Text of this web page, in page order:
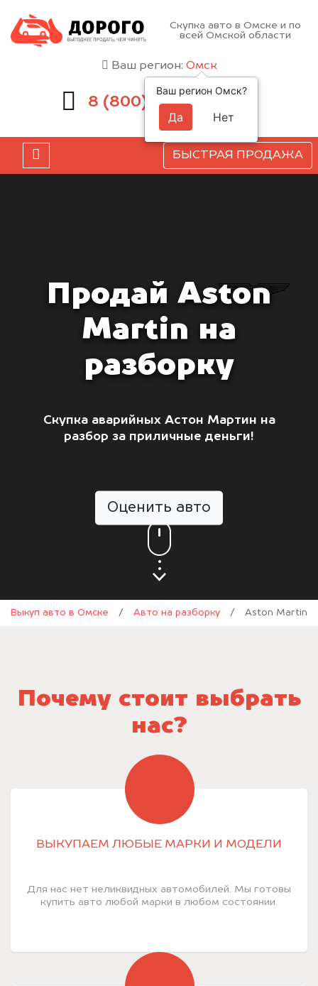
Скупка авто в Омске и по
всей Омской области
Ваш регион: Омск
8 (800) 551-81-15
БЫСТРАЯ ПРОДАЖА
Продай Aston
Martin на
разборку
Скупка аварийных Астон Мартин на
разбор за приличные деньги!
Оценить авто
Выкуп авто в Омске / Авто на разборку / Aston Martin
Почему стоит выбрать
нас?
ВЫКУПАЕМ ЛЮБЫЕ МАРКИ И МОДЕЛИ
Для нас нет неликвидных автомобилей. Мы готовы
купить авто любой марки в любом состоянии.
Ваш регион Омск?
Да Нет